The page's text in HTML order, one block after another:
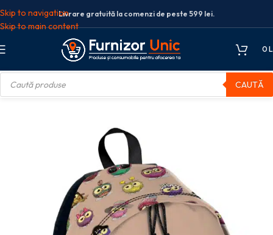
Skip to navigation
Skip to main content
Livrare gratuită la comenzi de peste 599 lei.
0
CAUTĂ
Ghiozdane